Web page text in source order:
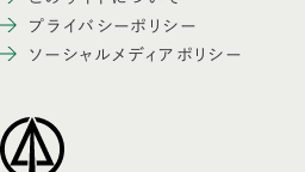
プライバシーポリシー
ソーシャルメディアポリシー